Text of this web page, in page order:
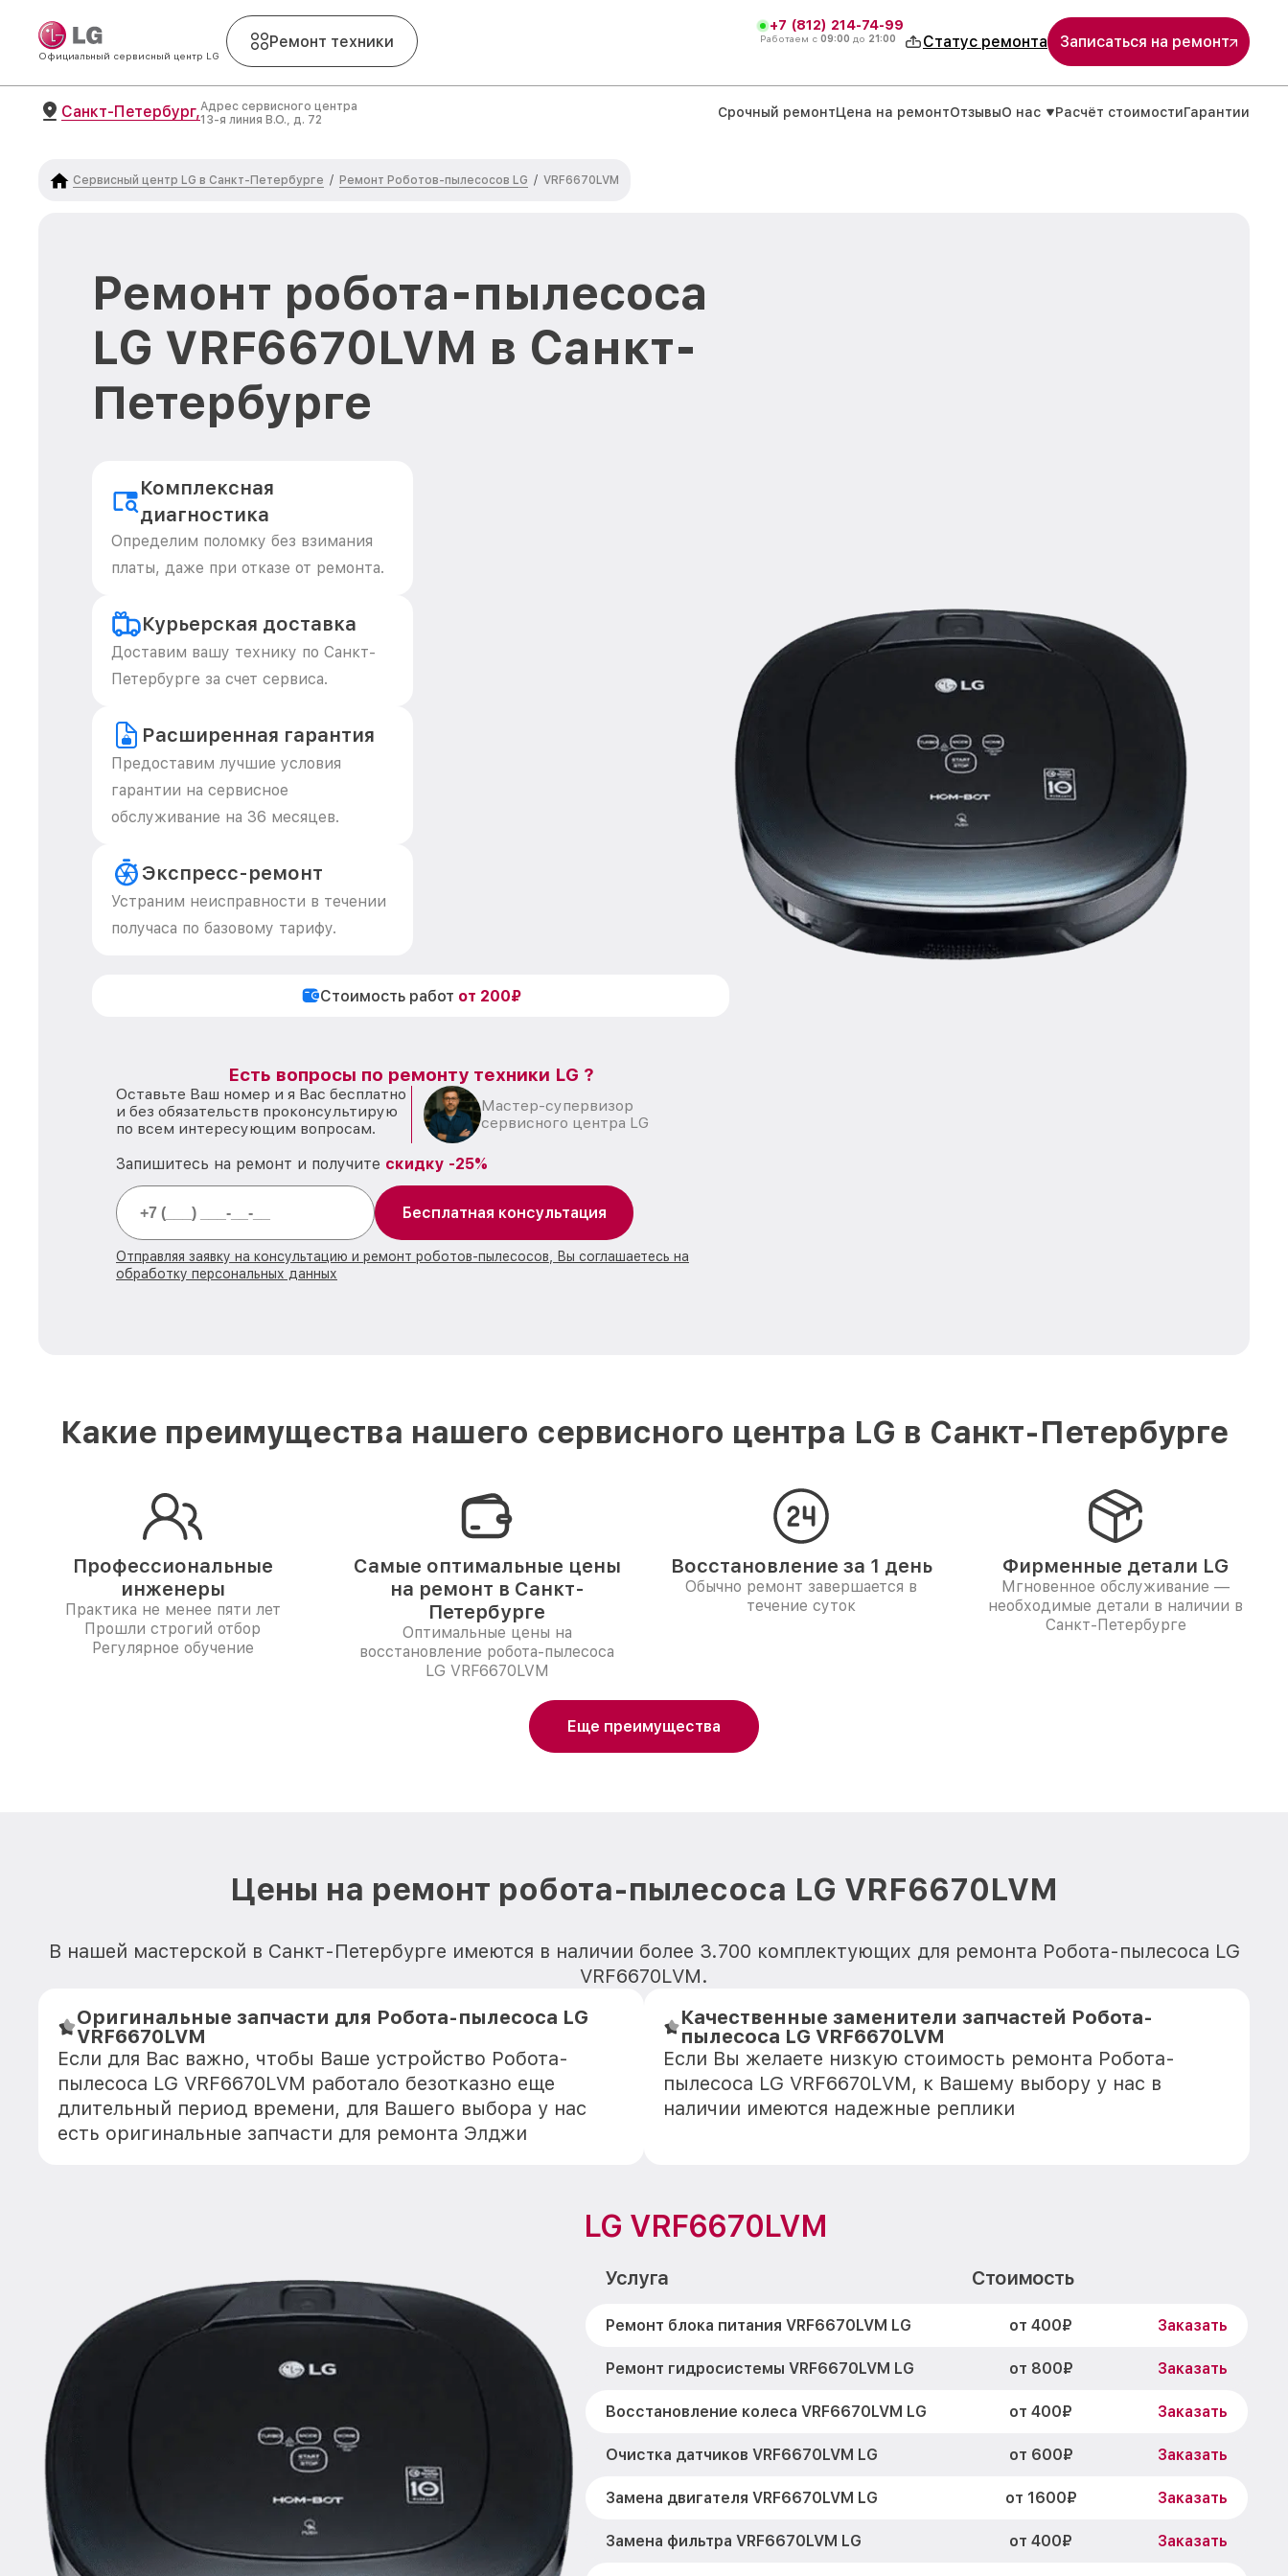
Официальный сервисный центр LG
Ремонт техники
+7 (812) 214-74-99
Работаем с 09:00 до 21:00 Статус ремонта Записаться на ремонт
Санкт-Петербург,Адрес сервисного центра
13-я линия В.О., д. 72
Срочный ремонтЦена на ремонтОтзывыО нас Расчёт стоимостиГарантии
Сервисный центр LG в Санкт-Петербурге / Ремонт Роботов-пылесосов LG / VRF6670LVM
Ремонт робота-пылесоса
LG VRF6670LVM в Санкт-
Петербурге
Комплексная
диагностика
Определим поломку без взимания
платы, даже при отказе от ремонта.
Курьерская доставка
Доставим вашу технику по Санкт-
Петербурге за счет сервиса.
Расширенная гарантия
Предоставим лучшие условия
гарантии на сервисное
обслуживание на 36 месяцев.
Экспресс-ремонт
Устраним неисправности в течении
получаса по базовому тарифу.
Стоимость работ от 200₽
Есть вопросы по ремонту техники LG ?
Оставьте Ваш номер и я Вас бесплатно
и без обязательств проконсультирую
по всем интересующим вопросам.
Мастер-супервизор
сервисного центра LG
Запишитесь на ремонт и получите скидку -25%
Бесплатная консультация
Отправляя заявку на консультацию и ремонт роботов-пылесосов, Вы соглашаетесь на
обработку персональных данных
Какие преимущества нашего сервисного центра LG в Санкт-Петербурге
Профессиональные
инженеры
Практика не менее пяти лет
Прошли строгий отбор
Регулярное обучение
Самые оптимальные цены
на ремонт в Санкт-
Петербурге
Оптимальные цены на
восстановление робота-пылесоса
LG VRF6670LVM
Восстановление за 1 день
Обычно ремонт завершается в
течение суток
Фирменные детали LG
Мгновенное обслуживание —
необходимые детали в наличии в
Санкт-Петербурге
Еще преимущества
Цены на ремонт робота-пылесоса LG VRF6670LVM
В нашей мастерской в Санкт-Петербурге имеются в наличии более 3.700 комплектующих для ремонта Робота-пылесоса LG
VRF6670LVM.
Оригинальные запчасти для Робота-пылесоса LG
VRF6670LVM
Если для Вас важно, чтобы Ваше устройство Робота-
пылесоса LG VRF6670LVM работало безотказно еще
длительный период времени, для Вашего выбора у нас
есть оригинальные запчасти для ремонта Элджи
Качественные заменители запчастей Робота-
пылесоса LG VRF6670LVM
Если Вы желаете низкую стоимость ремонта Робота-
пылесоса LG VRF6670LVM, к Вашему выбору у нас в
наличии имеются надежные реплики
LG VRF6670LVM
Услуга Стоимость
Ремонт блока питания VRF6670LVM LG от 400₽ Заказать
Ремонт гидросистемы VRF6670LVM LG от 800₽ Заказать
Восстановление колеса VRF6670LVM LG от 400₽ Заказать
Очистка датчиков VRF6670LVM LG от 600₽ Заказать
Замена двигателя VRF6670LVM LG от 1600₽ Заказать
Замена фильтра VRF6670LVM LG от 400₽ Заказать